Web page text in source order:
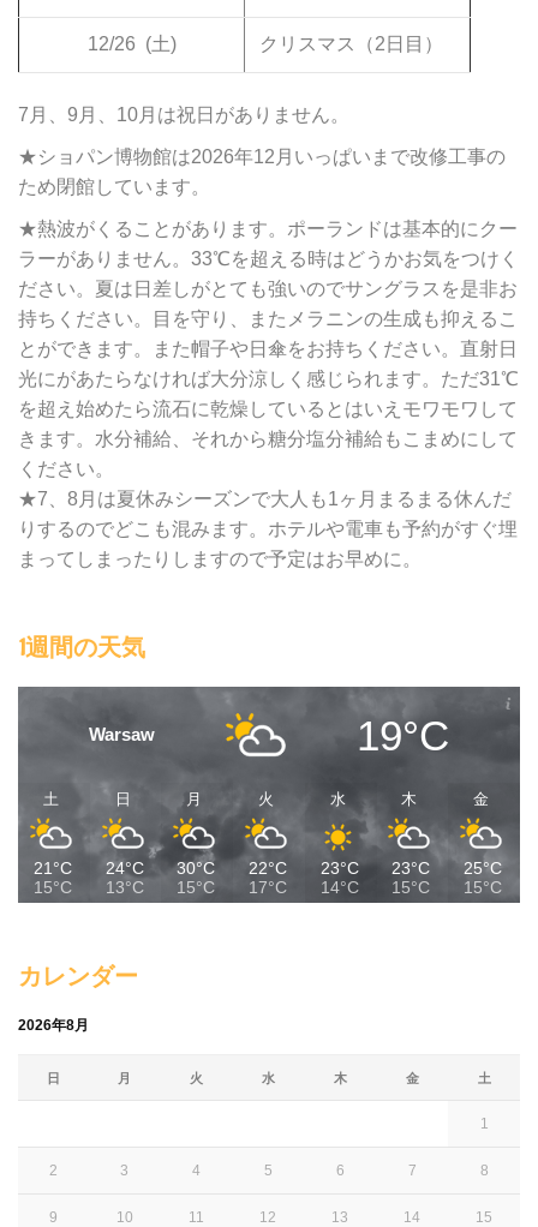
12/26 (土) クリスマス（2日目）
7月、9月、10月は祝日がありません。
★ショパン博物館は2026年12月いっぱいまで改修工事の
ため閉館しています。
★熱波がくることがあります。ポーランドは基本的にクー
ラーがありません。33℃を超える時はどうかお気をつけく
ださい。夏は日差しがとても強いのでサングラスを是非お
持ちください。目を守り、またメラニンの生成も抑えるこ
とができます。また帽子や日傘をお持ちください。直射日
光にがあたらなければ大分涼しく感じられます。ただ31℃
を超え始めたら流石に乾燥しているとはいえモワモワして
きます。水分補給、それから糖分塩分補給もこまめにして
ください。
★7、8月は夏休みシーズンで大人も1ヶ月まるまる休んだ
りするのでどこも混みます。ホテルや電車も予約がすぐ埋
まってしまったりしますので予定はお早めに。
1週間の天気
Warsaw 19°C
土
21°C
15°C
日
24°C
13°C
月
30°C
15°C
火
22°C
17°C
水
23°C
14°C
木
23°C
15°C
金
25°C
15°C
カレンダー
2026年8月
日 月 火 水 木 金 土
1
2 3 4 5 6 7 8
9 10 11 12 13 14 15